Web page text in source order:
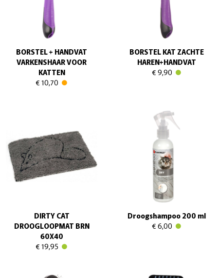
BORSTEL + HANDVAT
VARKENSHAAR VOOR
KATTEN
€ 10,70
BORSTEL KAT ZACHTE
HAREN+HANDVAT
€ 9,90
DIRTY CAT
DROOGLOOPMAT BRN
60X40
€ 19,95
Droogshampoo 200 ml
€ 6,00